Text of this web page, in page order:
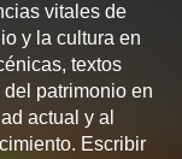
vitales de
y la cultura en
textos
patrimonio en
actual y al
Escribir